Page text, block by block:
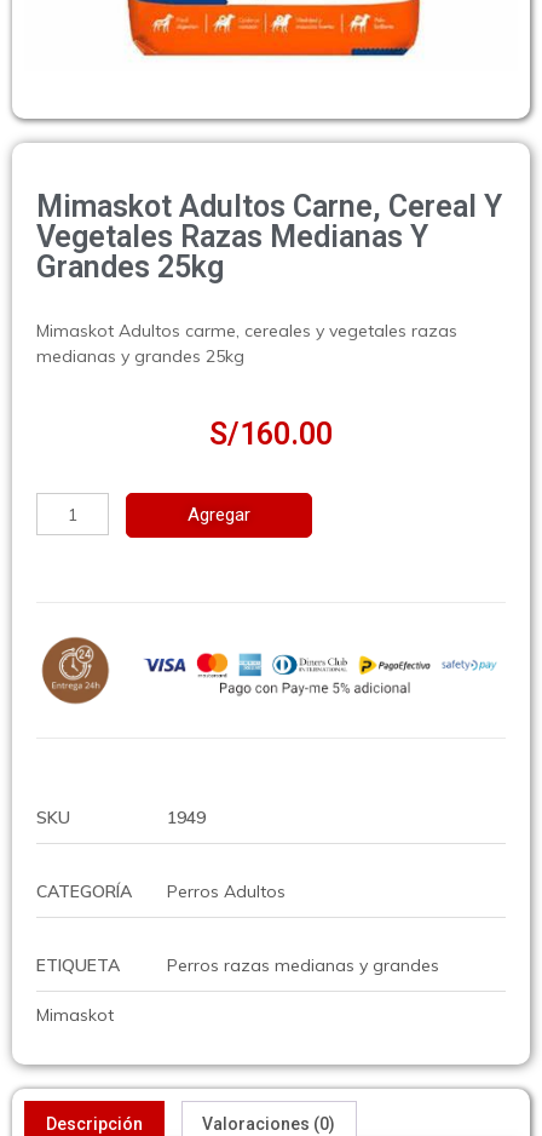
Mimaskot Adultos Carne, Cereal Y
Vegetales Razas Medianas Y
Grandes 25kg
Mimaskot Adultos carme, cereales y vegetales razas
medianas y grandes 25kg
S/160.00
Agregar
SKU 1949
CATEGORÍA Perros Adultos
ETIQUETA Perros razas medianas y grandes
Mimaskot
Descripción Valoraciones (0)